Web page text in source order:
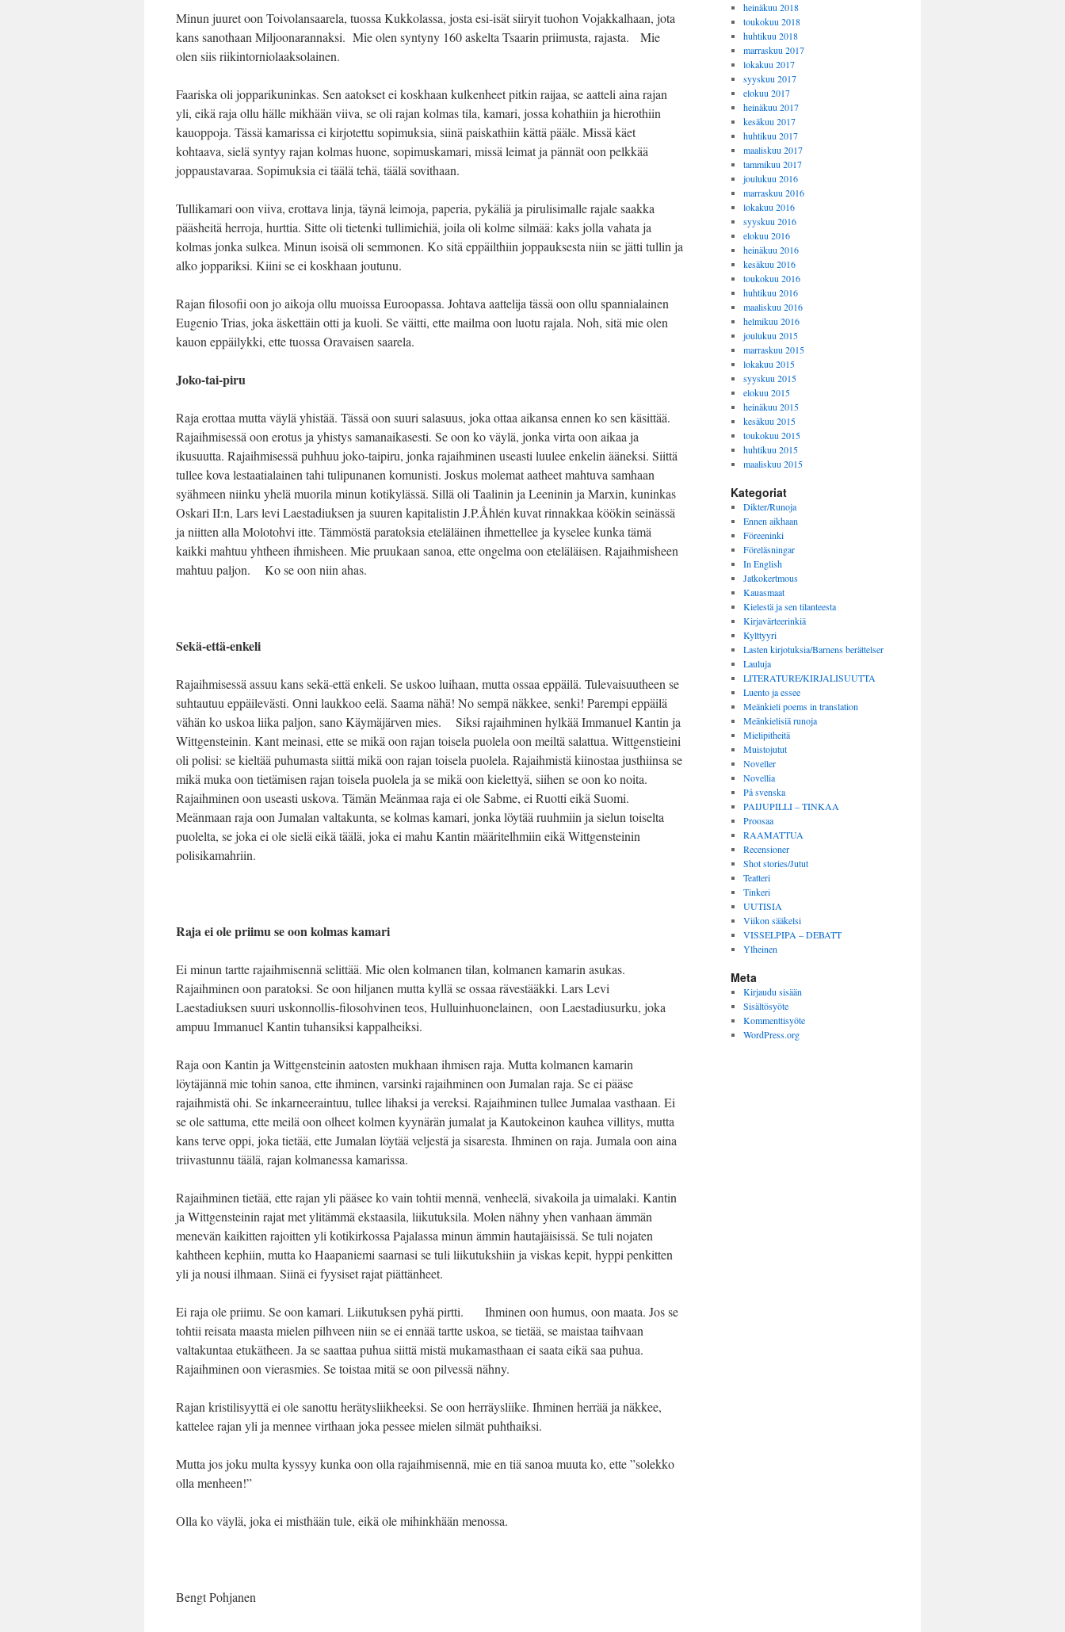
Minun juuret oon Toivolansaarela, tuossa Kukkolassa, josta esi-isät siiryit tuohon Vojakkalhaan, jota
kans sanothaan Miljoonarannaksi. Mie olen syntyny 160 askelta Tsaarin priimusta, rajasta. Mie
olen siis riikintorniolaaksolainen.
Faariska oli jopparikuninkas. Sen aatokset ei koskhaan kulkenheet pitkin raijaa, se aatteli aina rajan
yli, eikä raja ollu hälle mikhään viiva, se oli rajan kolmas tila, kamari, jossa kohathiin ja hierothiin
kauoppoja. Tässä kamarissa ei kirjotettu sopimuksia, siinä paiskathiin kättä pääle. Missä käet
kohtaava, sielä syntyy rajan kolmas huone, sopimuskamari, missä leimat ja pännät oon pelkkää
joppaustavaraa. Sopimuksia ei täälä tehä, täälä sovithaan.
Tullikamari oon viiva, erottava linja, täynä leimoja, paperia, pykäliä ja pirulisimalle rajale saakka
pääsheitä herroja, hurttia. Sitte oli tietenki tullimiehiä, joila oli kolme silmää: kaks jolla vahata ja
kolmas jonka sulkea. Minun isoisä oli semmonen. Ko sitä eppäilthiin joppauksesta niin se jätti tullin ja
alko joppariksi. Kiini se ei koskhaan joutunu.
Rajan filosofii oon jo aikoja ollu muoissa Euroopassa. Johtava aattelija tässä oon ollu spannialainen
Eugenio Trias, joka äskettäin otti ja kuoli. Se väitti, ette mailma oon luotu rajala. Noh, sitä mie olen
kauon eppäilykki, ette tuossa Oravaisen saarela.
Joko-tai-piru
Raja erottaa mutta väylä yhistää. Tässä oon suuri salasuus, joka ottaa aikansa ennen ko sen käsittää.
Rajaihmisessä oon erotus ja yhistys samanaikasesti. Se oon ko väylä, jonka virta oon aikaa ja
ikusuutta. Rajaihmisessä puhhuu joko-taipiru, jonka rajaihminen useasti luulee enkelin ääneksi. Siittä
tullee kova lestaatialainen tahi tulipunanen komunisti. Joskus molemat aatheet mahtuva samhaan
syähmeen niinku yhelä muorila minun kotikylässä. Sillä oli Taalinin ja Leeninin ja Marxin, kuninkas
Oskari II:n, Lars levi Laestadiuksen ja suuren kapitalistin J.P.Åhlén kuvat rinnakkaa köökin seinässä
ja niitten alla Molotohvi itte. Tämmöstä paratoksia eteläläinen ihmettellee ja kyselee kunka tämä
kaikki mahtuu yhtheen ihmisheen. Mie pruukaan sanoa, ette ongelma oon eteläläisen. Rajaihmisheen
mahtuu paljon. Ko se oon niin ahas.
Sekä-että-enkeli
Rajaihmisessä assuu kans sekä-että enkeli. Se uskoo luihaan, mutta ossaa eppäilä. Tulevaisuutheen se
suhtautuu eppäilevästi. Onni laukkoo eelä. Saama nähä! No sempä näkkee, senki! Parempi eppäilä
vähän ko uskoa liika paljon, sano Käymäjärven mies. Siksi rajaihminen hylkää Immanuel Kantin ja
Wittgensteinin. Kant meinasi, ette se mikä oon rajan toisela puolela oon meiltä salattua. Wittgenstieini
oli polisi: se kieltää puhumasta siittä mikä oon rajan toisela puolela. Rajaihmistä kiinostaa justhiinsa se
mikä muka oon tietämisen rajan toisela puolela ja se mikä oon kielettyä, siihen se oon ko noita.
Rajaihminen oon useasti uskova. Tämän Meänmaa raja ei ole Sabme, ei Ruotti eikä Suomi.
Meänmaan raja oon Jumalan valtakunta, se kolmas kamari, jonka löytää ruuhmiin ja sielun toiselta
puolelta, se joka ei ole sielä eikä täälä, joka ei mahu Kantin määritelhmiin eikä Wittgensteinin
polisikamahriin.
Raja ei ole priimu se oon kolmas kamari
Ei minun tartte rajaihmisennä selittää. Mie olen kolmanen tilan, kolmanen kamarin asukas.
Rajaihminen oon paratoksi. Se oon hiljanen mutta kyllä se ossaa rävestääkki. Lars Levi
Laestadiuksen suuri uskonnollis-filosohvinen teos, Hulluinhuonelainen, oon Laestadiusurku, joka
ampuu Immanuel Kantin tuhansiksi kappalheiksi.
Raja oon Kantin ja Wittgensteinin aatosten mukhaan ihmisen raja. Mutta kolmanen kamarin
löytäjännä mie tohin sanoa, ette ihminen, varsinki rajaihminen oon Jumalan raja. Se ei pääse
rajaihmistä ohi. Se inkarneeraintuu, tullee lihaksi ja vereksi. Rajaihminen tullee Jumalaa vasthaan. Ei
se ole sattuma, ette meilä oon olheet kolmen kyynärän jumalat ja Kautokeinon kauhea villitys, mutta
kans terve oppi, joka tietää, ette Jumalan löytää veljestä ja sisaresta. Ihminen on raja. Jumala oon aina
triivastunnu täälä, rajan kolmanessa kamarissa.
Rajaihminen tietää, ette rajan yli pääsee ko vain tohtii mennä, venheelä, sivakoila ja uimalaki. Kantin
ja Wittgensteinin rajat met ylitämmä ekstaasila, liikutuksila. Molen nähny yhen vanhaan ämmän
menevän kaikitten rajoitten yli kotikirkossa Pajalassa minun ämmin hautajäisissä. Se tuli nojaten
kahtheen kephiin, mutta ko Haapaniemi saarnasi se tuli liikutukshiin ja viskas kepit, hyppi penkitten
yli ja nousi ilhmaan. Siinä ei fyysiset rajat piättänheet.
Ei raja ole priimu. Se oon kamari. Liikutuksen pyhä pirtti. Ihminen oon humus, oon maata. Jos se
tohtii reisata maasta mielen pilhveen niin se ei ennää tartte uskoa, se tietää, se maistaa taihvaan
valtakuntaa etukätheen. Ja se saattaa puhua siittä mistä mukamasthaan ei saata eikä saa puhua.
Rajaihminen oon vierasmies. Se toistaa mitä se oon pilvessä nähny.
Rajan kristilisyyttä ei ole sanottu herätysliikheeksi. Se oon herräysliike. Ihminen herrää ja näkkee,
kattelee rajan yli ja mennee virthaan joka pessee mielen silmät puhthaiksi.
Mutta jos joku multa kyssyy kunka oon olla rajaihmisennä, mie en tiä sanoa muuta ko, ette ”solekko
olla menheen!”
Olla ko väylä, joka ei misthään tule, eikä ole mihinkhään menossa.
Bengt Pohjanen
heinäkuu 2018
toukokuu 2018
huhtikuu 2018
marraskuu 2017
lokakuu 2017
syyskuu 2017
elokuu 2017
heinäkuu 2017
kesäkuu 2017
huhtikuu 2017
maaliskuu 2017
tammikuu 2017
joulukuu 2016
marraskuu 2016
lokakuu 2016
syyskuu 2016
elokuu 2016
heinäkuu 2016
kesäkuu 2016
toukokuu 2016
huhtikuu 2016
maaliskuu 2016
helmikuu 2016
joulukuu 2015
marraskuu 2015
lokakuu 2015
syyskuu 2015
elokuu 2015
heinäkuu 2015
kesäkuu 2015
toukokuu 2015
huhtikuu 2015
maaliskuu 2015
Kategoriat
Dikter/Runoja
Ennen aikhaan
Föreeninki
Föreläsningar
In English
Jatkokertmous
Kauasmaat
Kielestä ja sen tilanteesta
Kirjavärteerinkiä
Kylttyyri
Lasten kirjotuksia/Barnens berättelser
Lauluja
LITERATURE/KIRJALISUUTTA
Luento ja essee
Meänkieli poems in translation
Meänkielisiä runoja
Mielipitheitä
Muistojutut
Noveller
Novellia
På svenska
PAIJUPILLI – TINKAA
Proosaa
RAAMATTUA
Recensioner
Shot stories/Jutut
Teatteri
Tinkeri
UUTISIA
Viikon sääkelsi
VISSELPIPA – DEBATT
Ylheinen
Meta
Kirjaudu sisään
Sisältösyöte
Kommenttisyöte
WordPress.org